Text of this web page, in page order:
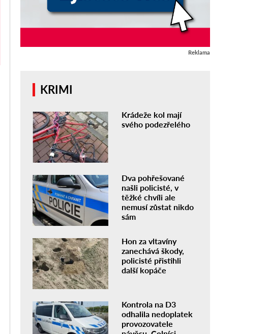
Reklama
KRIMI
Krádeže kol mají
svého podezřelého
Dva pohřešované
našli policisté, v
těžké chvíli ale
nemusí zůstat nikdo
sám
Hon za vltavíny
zanechává škody,
policisté přistihli
další kopáče
Kontrola na D3
odhalila nedoplatek
provozovatele